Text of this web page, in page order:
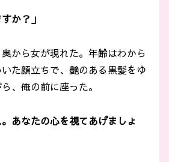
か？」
から女が現れた。年齢はわから
た顔立ちで、艶のある黒髪をゆ
、俺の前に座った。
あなたの心を視てあげましょ